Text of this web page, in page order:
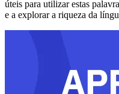
úteis para utilizar estas
e a explorar a riqueza da